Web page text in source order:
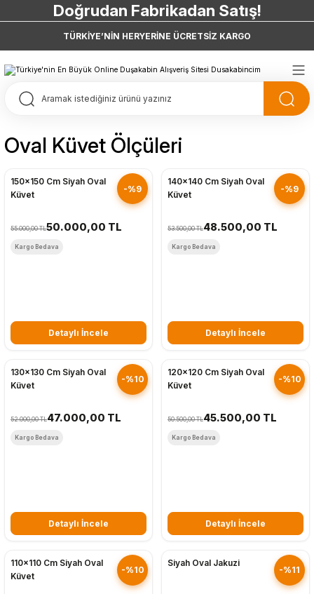
Doğrudan Fabrikadan Satış!
7 Taksit 0 Vade Farkı
Doğrudan Fabrikadan Satış!
TÜRKİYE’NİN HERYERİNE ÜCRETSİZ KARGO
Oval Küvet Ölçüleri
-%9
150x150 Cm Siyah Oval
Küvet
55.000,00 TL50.000,00 TL
Kargo Bedava
Detaylı İncele
-%9
140x140 Cm Siyah Oval
Küvet
53.500,00 TL48.500,00 TL
Kargo Bedava
Detaylı İncele
-%10
130x130 Cm Siyah Oval
Küvet
52.000,00 TL47.000,00 TL
Kargo Bedava
Detaylı İncele
-%10
120x120 Cm Siyah Oval
Küvet
50.500,00 TL45.500,00 TL
Kargo Bedava
Detaylı İncele
-%10
110x110 Cm Siyah Oval
Küvet
-%11
Siyah Oval Jakuzi